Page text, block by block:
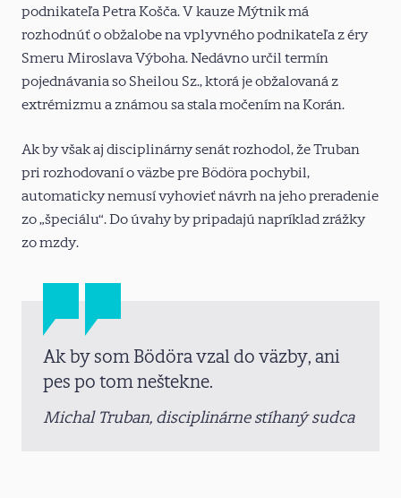
podnikateľa Petra Košča. V kauze Mýtnik má
rozhodnúť o obžalobe na vplyvného podnikateľa z éry
Smeru Miroslava Výboha. Nedávno určil termín
pojednávania so Sheilou Sz., ktorá je obžalovaná z
extrémizmu a známou sa stala močením na Korán.
Ak by však aj disciplinárny senát rozhodol, že Truban
pri rozhodovaní o väzbe pre Bödöra pochybil,
automaticky nemusí vyhovieť návrh na jeho preradenie
zo „špeciálu“. Do úvahy by pripadajú napríklad zrážky
zo mzdy.
Ak by som Bödöra vzal do väzby, ani
pes po tom neštekne.
Michal Truban, disciplinárne stíhaný sudca